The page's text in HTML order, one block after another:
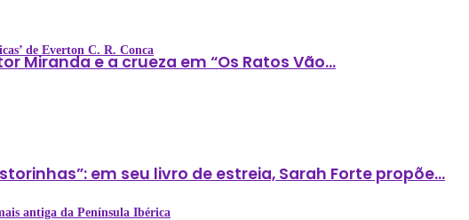
de Everton C. R. Conca
antiga da Península Ibérica
Miranda e a crueza em “Os Ratos Vão…
em seu livro de estreia, Sarah Forte propõe…